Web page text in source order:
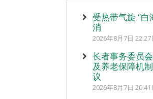
受热带气旋 “
消
2026年8月7日 22:27
长者事务委员
及养老保障机
议
2026年8月7日 20:41